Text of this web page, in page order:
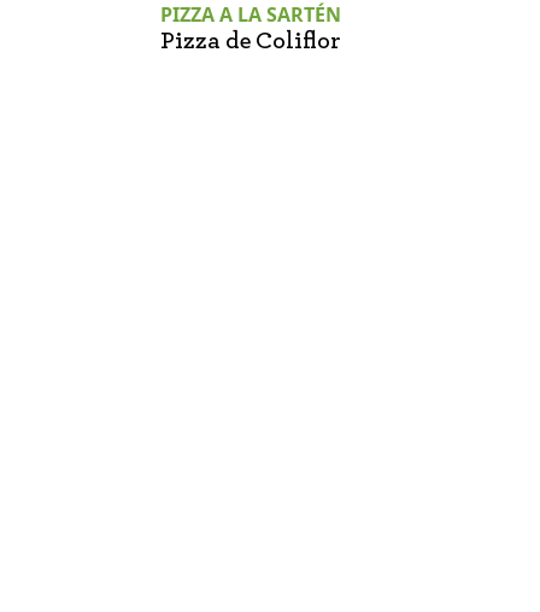
PIZZA A LA SARTÉN
Pizza de Coliflor